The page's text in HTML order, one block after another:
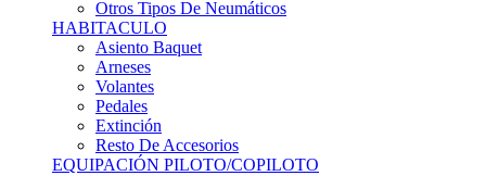
Otros Tipos De Neumáticos
HABITACULO
Asiento Baquet
Arneses
Volantes
Pedales
Extinción
Resto De Accesorios
EQUIPACIÓN PILOTO/COPILOTO